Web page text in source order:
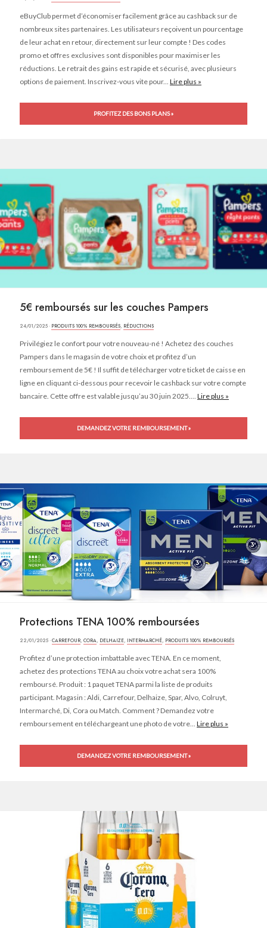
eBuyClub permet d’économiser facilement grâce au cashback sur de
nombreux sites partenaires. Les utilisateurs reçoivent un pourcentage
de leur achat en retour, directement sur leur compte ! Des codes
promo et offres exclusives sont disponibles pour maximiser les
réductions. Le retrait des gains est rapide et sécurisé, avec plusieurs
options de paiement. Inscrivez-vous vite pour... Lire plus »
PROFITEZ DES BONS PLANS »
5€ remboursés sur les couches Pampers
24/01/2025 · PRODUITS 100% REMBOURSÉS, RÉDUCTIONS
Privilégiez le confort pour votre nouveau-né ! Achetez des couches
Pampers dans le magasin de votre choix et profitez d’un
remboursement de 5€ ! Il suffit de télécharger votre ticket de caisse en
ligne en cliquant ci-dessous pour recevoir le cashback sur votre compte
bancaire. Cette offre est valable jusqu’au 30 juin 2025.... Lire plus »
DEMANDEZ VOTRE REMBOURSEMENT »
Protections TENA 100% remboursées
22/01/2025 ·CARREFOUR, CORA, DELHAIZE, INTERMARCHÉ, PRODUITS 100% REMBOURSÉS
Profitez d’une protection imbattable avec TENA. En ce moment,
achetez des protections TENA au choix votre achat sera 100%
remboursé. Produit : 1 paquet TENA parmi la liste de produits
participant. Magasin : Aldi, Carrefour, Delhaize, Spar, Alvo, Colruyt,
Intermarché, Di, Cora ou Match. Comment ? Demandez votre
remboursement en téléchargeant une photo de votre... Lire plus »
DEMANDEZ VOTRE REMBOURSEMENT »